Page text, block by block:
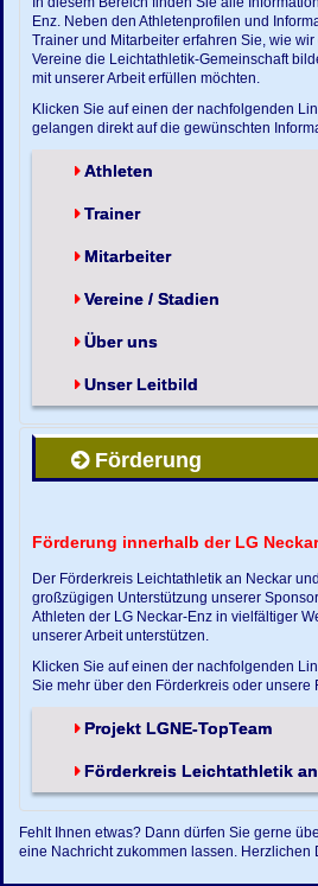
Enz. Neben den Athletenprofilen und
Trainer und Mitarbeiter erfahren Sie, wie
Vereine die Leichtathletik-Gemeinschaft
mit unserer Arbeit erfüllen möchten.
Klicken Sie auf einen der nachfolgenden
gelangen direkt auf die gewünschten
Athleten
Trainer
Mitarbeiter
Vereine / Stadien
Über uns
Unser Leitbild
Förderung
Förderung innerhalb der LG
Der Förderkreis Leichtathletik an Neckar
großzügigen Unterstützung unserer
Athleten der LG Neckar-Enz in vielfältiger
unserer Arbeit unterstützen.
Klicken Sie auf einen der nachfolgenden
Sie mehr über den Förderkreis oder unsere
Projekt LGNE-TopTeam
Förderkreis Leichtathletik
Fehlt Ihnen etwas? Dann dürfen Sie gerne
eine Nachricht zukommen lassen. Herzlichen